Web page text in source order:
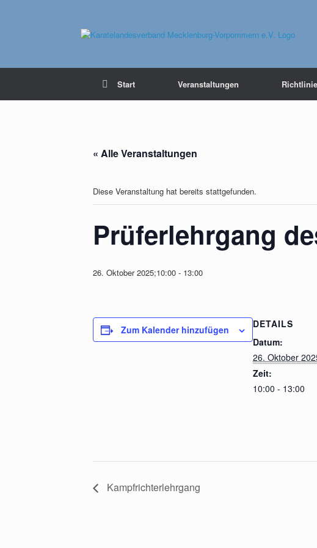
Start Veranstaltungen
« Alle Veranstaltungen
Diese Veranstaltung hat bereits stattgefunden.
Prüferlehrgang
26. Oktober 2025;10:00 - 13:00
Zum Kalender hinzufügen
DETAILS
Datum:
26. Oktober
Zeit:
10:00 - 13:00
Kampfrichterlehrgang